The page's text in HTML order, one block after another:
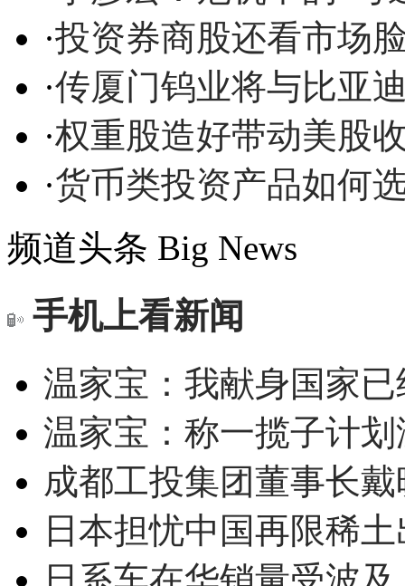
·投资券商股还看市场
·传厦门钨业将与比亚
·权重股造好带动美股
·货币类投资产品如何
频道头条 Big News
手机上看新闻
温家宝：我献身国家
温家宝：称一揽子计
成都工投集团董事长
日本担忧中国再限稀